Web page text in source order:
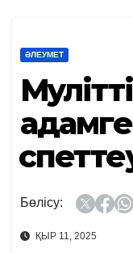
ӘЛЕУМЕТ
Бөлісу:
ҚЫР 11, 2025